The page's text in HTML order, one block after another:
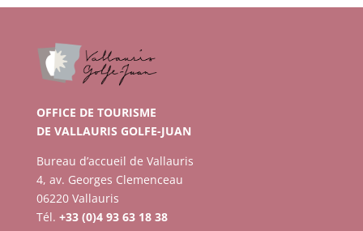
OFFICE DE TOURISME
DE VALLAURIS GOLFE-JUAN
Bureau d’accueil de Vallauris
4, av. Georges Clemenceau
06220 Vallauris
Tél. +33 (0)4 93 63 18 38